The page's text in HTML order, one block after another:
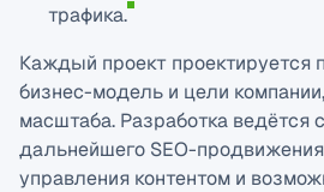
трафика.
Каждый проект проектируется
бизнес-модель и цели
масштаба. Разработка ведётся
дальнейшего SEO-
управления контентом и